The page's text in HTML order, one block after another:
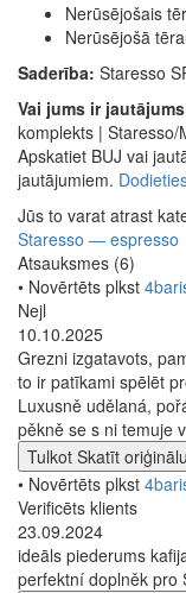
Nerūsējošais
Nerūsējošā
Saderība: Staresso
Vai jums ir jautājums
komplekts | Staresso/
Apskatiet BUJ vai
jautājumiem.
Jūs to varat atrast
Staresso — espresso
Atsauksmes (6)
• Novērtēts plkst
Nejl
10.10.2025
Grezni izgatavots,
to ir patīkami spēlēt
Luxusně udělaná,
pěkně se s ni temuje
Tulkot Skatīt oriģinālu
• Novērtēts plkst
Verificēts klients
23.09.2024
ideāls piederums
perfektní doplněk pro